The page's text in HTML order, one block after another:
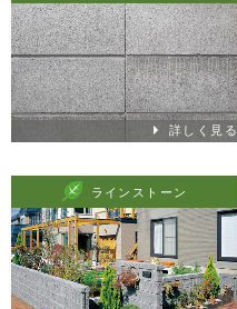
詳しく見る
ラインストーン